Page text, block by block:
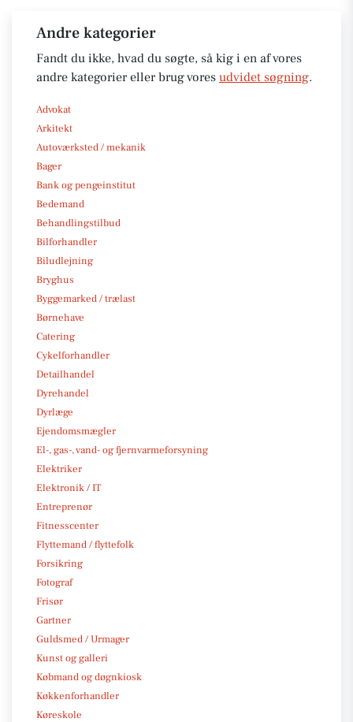
Andre kategorier
Fandt du ikke, hvad du søgte, så kig i en af vores
andre kategorier eller brug vores udvidet søgning.
Advokat
Arkitekt
Autoværksted / mekanik
Bager
Bank og pengeinstitut
Bedemand
Behandlingstilbud
Bilforhandler
Biludlejning
Bryghus
Byggemarked / trælast
Børnehave
Catering
Cykelforhandler
Detailhandel
Dyrehandel
Dyrlæge
Ejendomsmægler
El-, gas-, vand- og fjernvarmeforsyning
Elektriker
Elektronik / IT
Entreprenør
Fitnesscenter
Flyttemand / flyttefolk
Forsikring
Fotograf
Frisør
Gartner
Guldsmed / Urmager
Kunst og galleri
Købmand og døgnkiosk
Køkkenforhandler
Køreskole